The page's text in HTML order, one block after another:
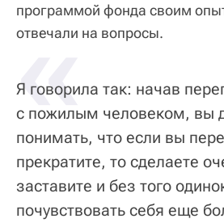
программой фонда своим
отвечали на вопросы.
«
Я говорила так: начав
с пожилым человеком, вы
понимать, что если вы
прекратите, то сделаете
заставите и без того
почувствовать себя еще